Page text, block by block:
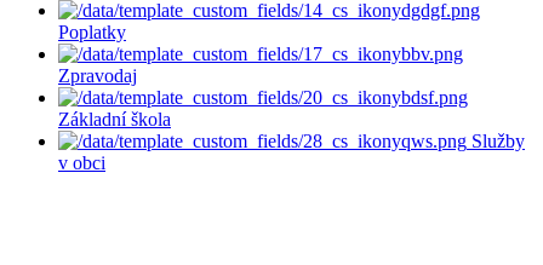
Poplatky
Zpravodaj
Základní škola
Služby
v obci